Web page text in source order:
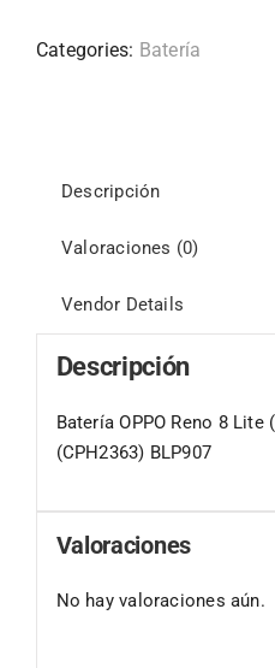
Categories: Batería
Descripción
Valoraciones (0)
Vendor Details
Descripción
Batería OPPO Reno 8 Lite
(CPH2363) BLP907
Valoraciones
No hay valoraciones aún.